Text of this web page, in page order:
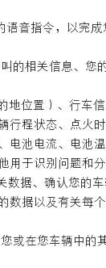
音指令，以完成
的相关信息、您
位置）、行车
行程状态、点火
电池电流、电池
他用于识别问题
据、确认您的
数据以及有关每
或在您车辆中的